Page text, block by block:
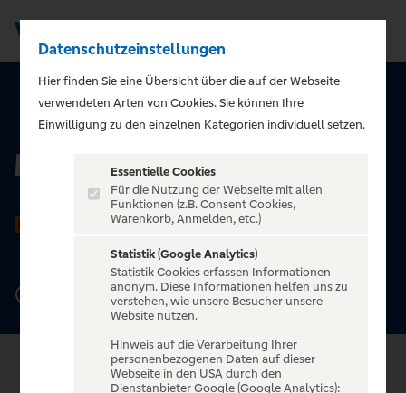
ZURÜCK ZUR STARTSEITE
Musiktheater Piano
DORTMUND
Lütgendortmunder Straße 43, 44388 Dortmund
Datenschutzeinstellungen
Hier finden Sie eine Übersicht über die auf der Webseite
verwendeten Arten von Cookies. Sie können Ihre
Einwilligung zu den einzelnen Kategorien individuell setzen.
Essentielle Cookies
Für die Nutzung der Webseite mit allen
Funktionen (z.B. Consent Cookies,
Warenkorb, Anmelden, etc.)
Statistik (Google Analytics)
Statistik Cookies erfassen Informationen
anonym. Diese Informationen helfen uns zu
verstehen, wie unsere Besucher unsere
Website nutzen.
Hinweis auf die Verarbeitung Ihrer
personenbezogenen Daten auf dieser
Webseite in den USA durch den
Dienstanbieter Google (Google Analytics):